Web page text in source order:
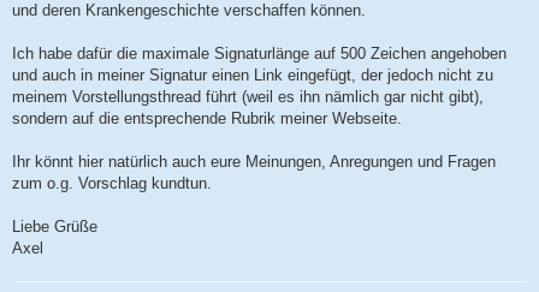
und deren Krankengeschichte verschaffen können.
Ich habe dafür die maximale Signaturlänge auf 500 Zeichen angehoben
und auch in meiner Signatur einen Link eingefügt, der jedoch nicht zu
meinem Vorstellungsthread führt (weil es ihn nämlich gar nicht gibt),
sondern auf die entsprechende Rubrik meiner Webseite.
Ihr könnt hier natürlich auch eure Meinungen, Anregungen und Fragen
zum o.g. Vorschlag kundtun.
Liebe Grüße
Axel